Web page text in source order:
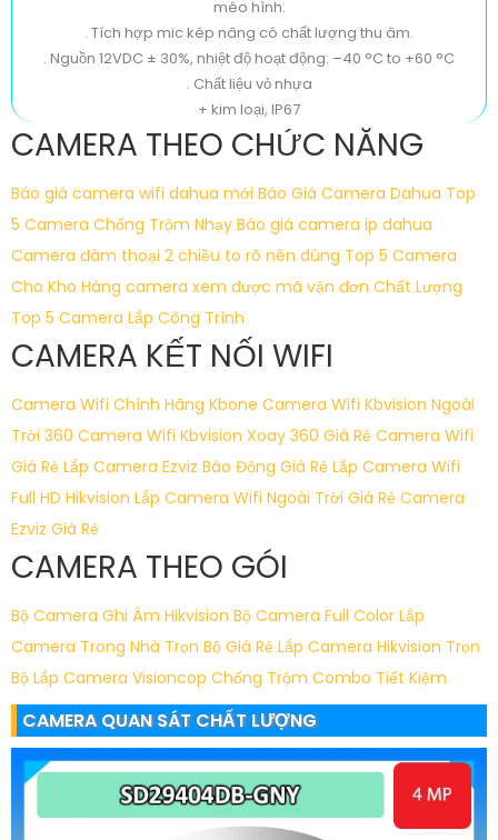
méo hình.
. Tích hợp mic kép nâng có chất lượng thu âm.
. Nguồn 12VDC ± 30%, nhiệt độ hoạt động: –40 °C to +60 °C
. Chất liệu vỏ nhựa
+ kim loại, IP67
CAMERA THEO CHỨC NĂNG
Báo giá camera wifi dahua mới Báo Giá Camera Dahua Top
5 Camera Chống Trộm Nhạy Báo giá camera ip dahua
Camera đàm thoại 2 chiều to rõ nên dùng Top 5 Camera
Cho Kho Hàng camera xem được mã vận đơn Chất Lượng
Top 5 Camera Lắp Công Trình
CAMERA KẾT NỐI WIFI
Camera Wifi Chính Hãng Kbone Camera Wifi Kbvision Ngoài
Trời 360 Camera Wifi Kbvision Xoay 360 Giá Rẻ Camera Wifi
Giá Rẻ Lắp Camera Ezviz Báo Động Giá Rẻ Lắp Camera Wifi
Full HD Hikvision Lắp Camera Wifi Ngoài Trời Giá Rẻ Camera
Ezviz Giá Rẻ
CAMERA THEO GÓI
Bộ Camera Ghi Âm Hikvision Bộ Camera Full Color Lắp
Camera Trong Nhà Trọn Bộ Giá Rẻ Lắp Camera Hikvision Trọn
Bộ Lắp Camera Visioncop Chống Trộm Combo Tiết Kiệm
CAMERA QUAN SÁT CHẤT LƯỢNG